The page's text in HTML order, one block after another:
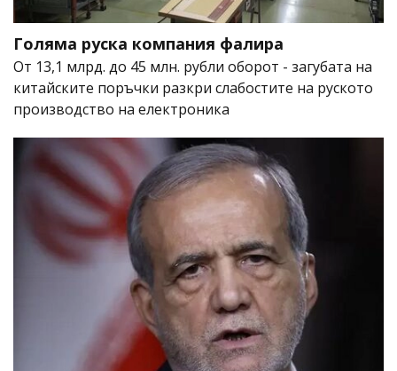
Голяма руска компания фалира
От 13,1 млрд. до 45 млн. рубли оборот - загубата на
китайските поръчки разкри слабостите на руското
производство на електроника